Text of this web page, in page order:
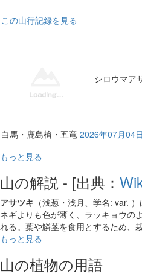
この山行記録を見る
シロウマア
白馬・鹿島槍・五竜 2026年07月04
もっと見る
山の解説 - [出典：
アサツキ （浅葱・浅月 、学名: var.
ネギよりも色が薄く、ラッキョウの
れる。葉や鱗茎を食用とするため、栽
もっと見る
山の植物の用語